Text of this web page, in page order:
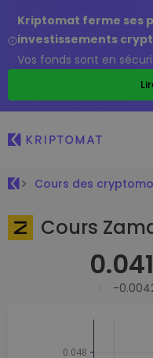
Kriptomat ferme ses
investissements
Vos fonds sont en
Cours des
Cours
-